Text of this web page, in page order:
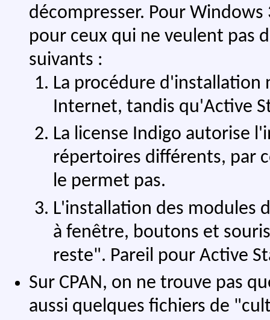
décompresser. Pour
pour ceux qui ne veulent pas
suivants :
La procédure d'installation
Internet, tandis qu'Active
La license Indigo autorise
répertoires différents, par
le permet pas.
L'installation des modules
à fenêtre, boutons et
reste". Pareil pour Active
Sur CPAN, on ne trouve pas
aussi quelques fichiers de